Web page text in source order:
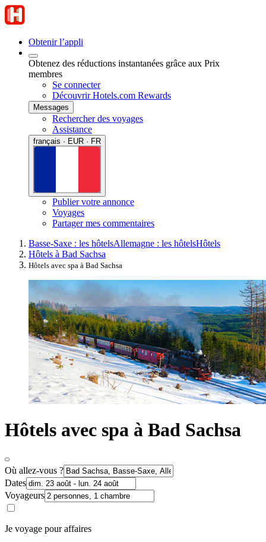
Obtenir l’appli
Obtenez des réductions instantanées grâce aux Prix
membres
Se connecter
Découvrir Hotels.com Rewards
Messages
Rechercher des voyages
Assistance
français · EUR · FR
Publier votre annonce
Voyages
Partager mes commentaires
Basse-Saxe : les hôtelsAllemagne : les hôtelsHôtels
Hôtels à Bad Sachsa
Hôtels avec spa à Bad Sachsa
Hôtels avec spa à Bad Sachsa
Où allez-vous ?
Dates
Voyageurs
Je voyage pour affaires